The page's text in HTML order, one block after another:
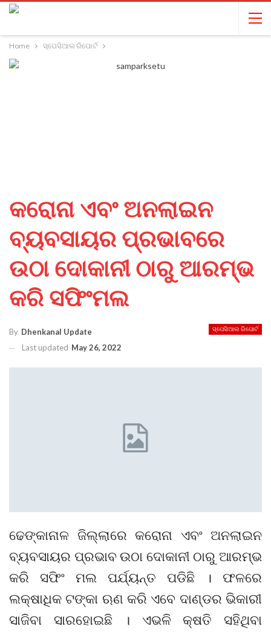
Home ସ୍ପେସିଆଲ ରିପୋର୍ଟ
କରୋନା ଏବଂ ଅନଲାଇନ
ବ୍ୟବସାୟର ପ୍ରଭାବରେ
ଉଠା ଦୋକାନୀ ଠାରୁ ଆରମ୍ଭ
କରି ସଫିଂମଲ
ସ୍ପେସିଆଲ ରିପୋର୍ଟ
By Dhenkanal Update
Last updated May 26, 2022
ଢେଙ୍କାନାଳ ଜିଲ୍ଲାରେ କରୋନା ଏବଂ ଅନଲାଇନ
ବ୍ୟବସାୟର ପ୍ରଭାବ ଉଠା ଦୋକାନୀ ଠାରୁ ଆରମ୍ଭ
କରି ସଫିଂ ମଲ ପର୍ଯ୍ୟନ୍ତ ପଡିଛି । ଫଳରେ
ଲକ୍ଷାଧିକ ଟଙ୍କା ଋଣ କରି ଏବେ ଦାଣ୍ଡର ଭିକାରୀ
ସାଜିବା ସାରହୋଇଛି । ଏଭଳି କ୍ଷତି ସହିଥିବା